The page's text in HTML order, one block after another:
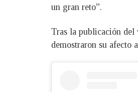
un gran reto”.
Tras la publicación del
demostraron su afecto